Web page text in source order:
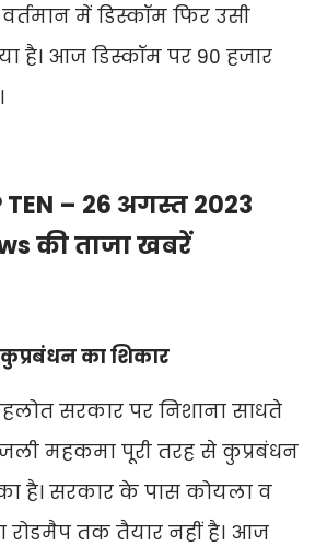
वर्तमान में डिस्कॉम फिर उसी
है। आज डिस्कॉम पर 90 हजार
TEN – 26 अगस्त 2023
की ताजा खबरें
का शिकार
सरकार पर निशाना साधते
महकमा पूरी तरह से कुप्रबंधन
है। सरकार के पास कोयला व
रोडमैप तक तैयार नहीं है। आज